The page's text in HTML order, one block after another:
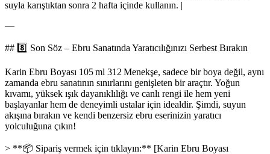
suyla karıştıktan sonra 2 hafta içinde kullanın. |
—
## 8️⃣ Son Söz – Ebru Sanatında Yaratıcılığınızı Serbest Bırakın
Karin Ebru Boyası 105 ml 312 Menekşe, sadece bir boya değil, aynı
zamanda ebru sanatının sınırlarını genişleten bir araçtır. Yoğun
kıvamı, yüksek ışık dayanıklılığı ve canlı rengi ile hem yeni
başlayanlar hem de deneyimli ustalar için idealdir. Şimdi, suyun
akışına bırakın ve kendi benzersiz ebru eserinizin yaratıcı
yolculuğuna çıkın!
> **📦 Sipariş vermek için tıklayın:** [Karin Ebru Boyası